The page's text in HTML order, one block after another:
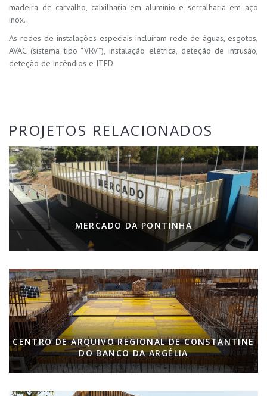
madeira de carvalho, caixilharia em alumínio e serralharia em aço
inox.
As redes de instalações especiais incluíram rede de águas, esgotos,
AVAC (sistema tipo “VRV”), instalação elétrica, deteção de intrusão,
deteção de incêndios e ITED.
PROJETOS RELACIONADOS
MERCADO DA PONTINHA
CENTRO DE ARQUIVO REGIONAL DE CONSTANTINE
DO BANCO DA ARGÉLIA